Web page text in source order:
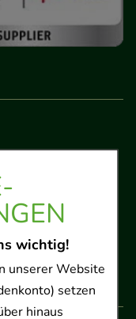
wichtig!
unserer Website
setzen
hinaus